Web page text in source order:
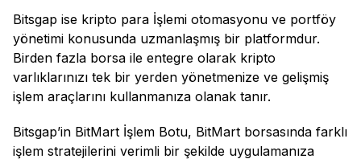
Bitsgap ise kripto para İşlemi otomasyonu ve portföy
yönetimi konusunda uzmanlaşmış bir platformdur.
Birden fazla borsa ile entegre olarak kripto
varlıklarınızı tek bir yerden yönetmenize ve gelişmiş
işlem araçlarını kullanmanıza olanak tanır.
Bitsgap’in BitMart İşlem Botu, BitMart borsasında farklı
işlem stratejilerini verimli bir şekilde uygulamanıza